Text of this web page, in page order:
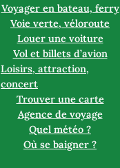
Voyager en bateau, ferry
Voie verte, véloroute
Louer une voiture
Vol et billets d’avion
Loisirs, attraction,
concert
Trouver une carte
Agence de voyage
Quel météo ?
Où se baigner ?